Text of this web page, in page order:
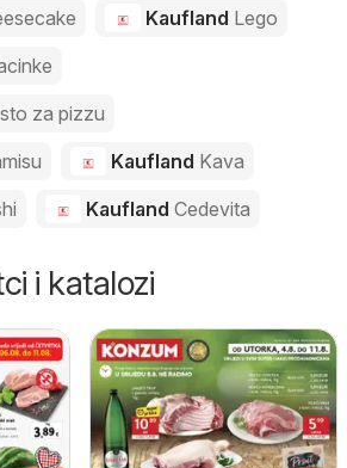
Kaufland Lego
za pizzu
Kaufland Kava
Kaufland Cedevita
i katalozi